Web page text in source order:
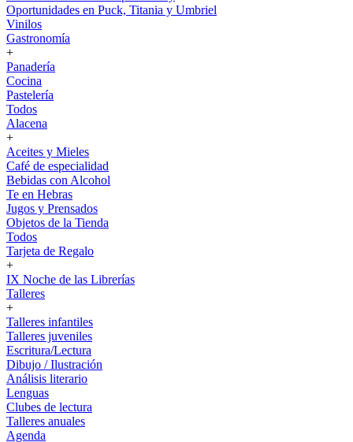
Oportunidades en Puck, Titania y Umbriel
Vinilos
Gastronomía
+
Panadería
Cocina
Pastelería
Todos
Alacena
+
Aceites y Mieles
Café de especialidad
Bebidas con Alcohol
Te en Hebras
Jugos y Prensados
Objetos de la Tienda
Todos
Tarjeta de Regalo
+
IX Noche de las Librerías
Talleres
+
Talleres infantiles
Talleres juveniles
Escritura/Lectura
Dibujo / Ilustración
Análisis literario
Lenguas
Clubes de lectura
Talleres anuales
Agenda